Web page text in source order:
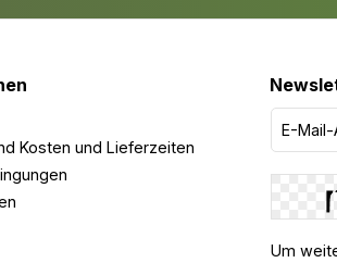
Kosten und Lieferzeiten
Um